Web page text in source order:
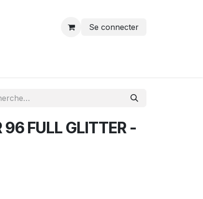
Se connecter
96 FULL GLITTER -